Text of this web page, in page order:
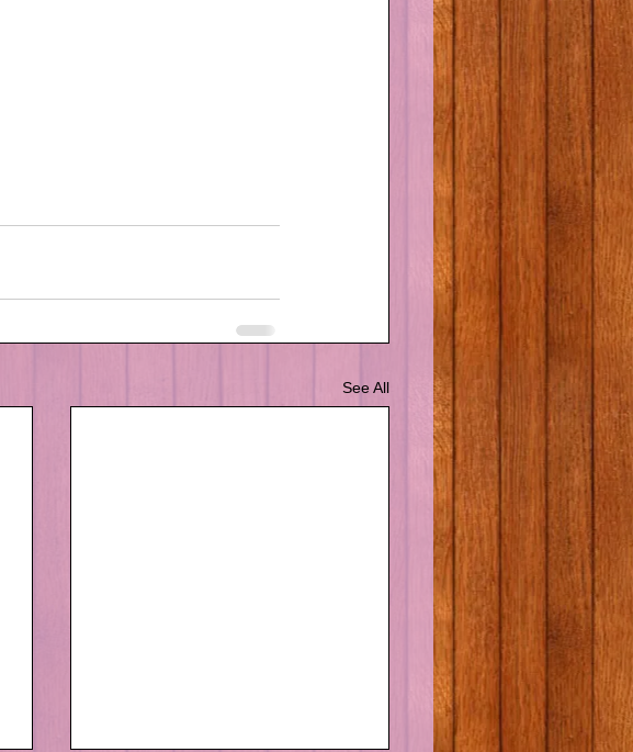
See All